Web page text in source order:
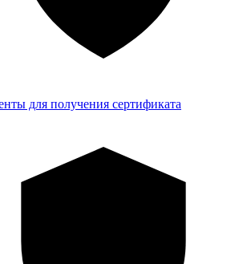
для получения сертификата